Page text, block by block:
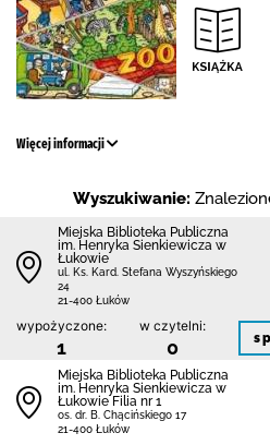
Więcej informacji
Wyszukiwanie:
Miejska Biblioteka Publiczna
im. Henryka Sienkiewicza w
Łukowie
ul. Ks. Kard. Stefana Wyszyńskiego
24
21-400 Łuków
wypożyczone:
1
w czytelni:
0
Miejska Biblioteka Publiczna
im. Henryka Sienkiewicza w
Łukowie Filia nr 1
os. dr. B. Chącińskiego 17
21-400 Łuków